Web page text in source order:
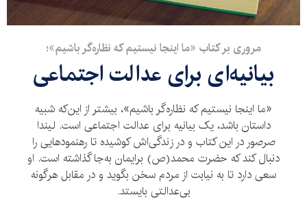
مروری بر کتاب «ما اینجا نیستیم که نظاره‌گر باشیم»؛
بیانیه‌ای برای عدالت اجتماعی
«ما اینجا نیستیم که نظاره‌گر باشیم»، بیشتر از این‌که شبیه
داستان باشد، یک بیانیه برای عدالت اجتماعی است. لیندا
صرصور در این کتاب و در زندگی‌‌اش کوشیده‌ تا رهنمودهایی را
دنبال کند که حضرت محمد(ص) برایمان به‌‌جا گذاشته است. او
سعی دارد تا به نیابت از مردم سخن بگوید و در مقابل هرگونه
بی‌عدالتی‌ بایستد.